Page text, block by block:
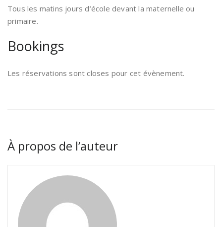
Tous les matins jours d’école devant la maternelle ou
primaire.
Bookings
Les réservations sont closes pour cet évènement.
À propos de l’auteur